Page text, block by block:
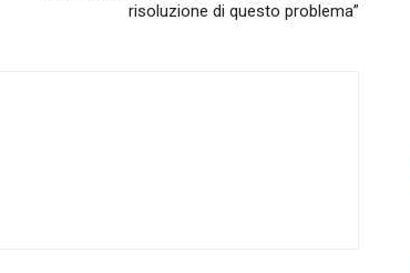
risoluzione di questo problema”